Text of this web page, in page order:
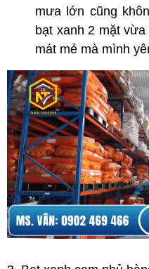
mưa lớn cũng
bạt xanh 2 mặt
mát mẻ mà mình